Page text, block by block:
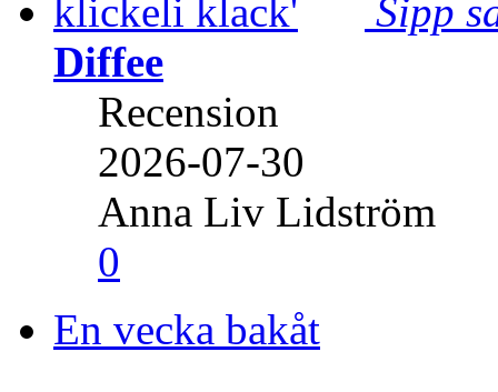
Sipp
Diffee
Recension
2026-07-30
Anna Liv Lidström
0
En vecka bakåt